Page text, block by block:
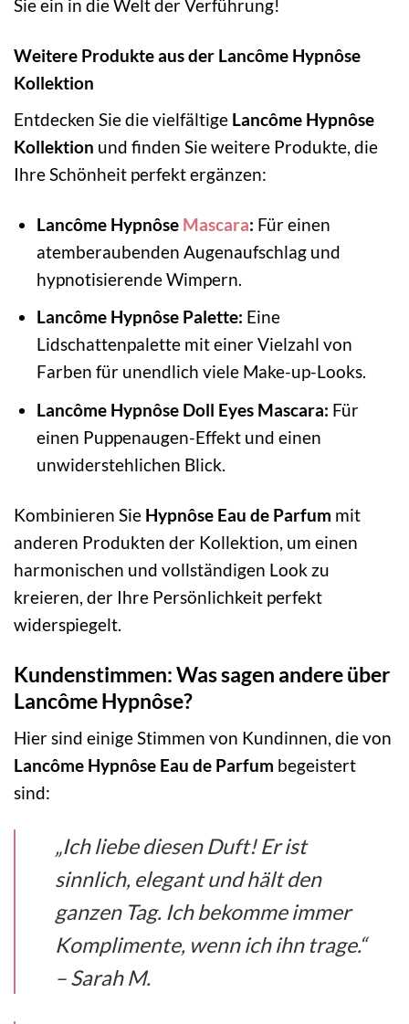
Sie ein in die Welt der Verführung!
Weitere Produkte aus der Lancôme Hypnôse
Kollektion
Entdecken Sie die vielfältige Lancôme Hypnôse
Kollektion und finden Sie weitere Produkte, die
Ihre Schönheit perfekt ergänzen:
Lancôme Hypnôse Mascara: Für einen
atemberaubenden Augenaufschlag und
hypnotisierende Wimpern.
Lancôme Hypnôse Palette: Eine
Lidschattenpalette mit einer Vielzahl von
Farben für unendlich viele Make-up-Looks.
Lancôme Hypnôse Doll Eyes Mascara: Für
einen Puppenaugen-Effekt und einen
unwiderstehlichen Blick.
Kombinieren Sie Hypnôse Eau de Parfum mit
anderen Produkten der Kollektion, um einen
harmonischen und vollständigen Look zu
kreieren, der Ihre Persönlichkeit perfekt
widerspiegelt.
Kundenstimmen: Was sagen andere über
Lancôme Hypnôse?
Hier sind einige Stimmen von Kundinnen, die von
Lancôme Hypnôse Eau de Parfum begeistert
sind:
„Ich liebe diesen Duft! Er ist
sinnlich, elegant und hält den
ganzen Tag. Ich bekomme immer
Komplimente, wenn ich ihn trage.“
– Sarah M.